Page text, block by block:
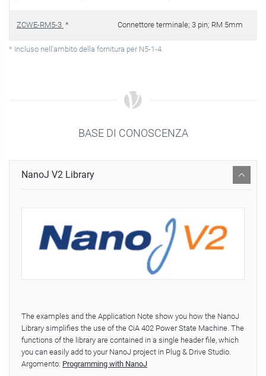
ZCWE-RM5-3 * Connettore terminale; 3 pin; RM 5mm
* Incluso nell'ambito della fornitura per N5-1-4.
BASE DI CONOSCENZA
NanoJ V2 Library
The examples and the Application Note show you how the NanoJ
Library simplifies the use of the CiA 402 Power State Machine. The
functions of the library are contained in a single header file, which
you can easily add to your NanoJ project in Plug & Drive Studio.
Argomento: Programming with NanoJ